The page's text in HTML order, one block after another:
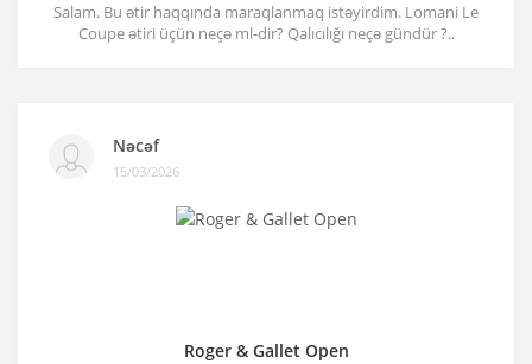
Salam. Bu ətir haqqında maraqlanmaq istəyirdim. Lomani Le
Coupe ətiri üçün neçə ml-dir? Qalıcılığı neçə gündür ?..
Nəcəf
15/03/2026
Roger & Gallet Open